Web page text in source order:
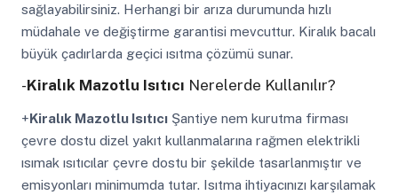
sağlayabilirsiniz. Herhangi bir arıza durumunda hızlı
müdahale ve değiştirme garantisi mevcuttur. Kiralık bacalı
büyük çadırlarda geçici ısıtma çözümü sunar.
-Kiralık Mazotlu Isıtıcı Nerelerde Kullanılır?
+Kiralık Mazotlu IsıtıcıŞantiye nem kurutma firması
çevre dostu dizel yakıt kullanmalarına rağmen elektrikli
ısımak ısıtıcılar çevre dostu bir şekilde tasarlanmıştır ve
emisyonları minimumda tutar. Isıtma ihtiyacınızı karşılamak